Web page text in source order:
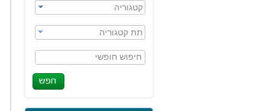
קטגוריה
תת קטגוריה
חיפוש חופשי